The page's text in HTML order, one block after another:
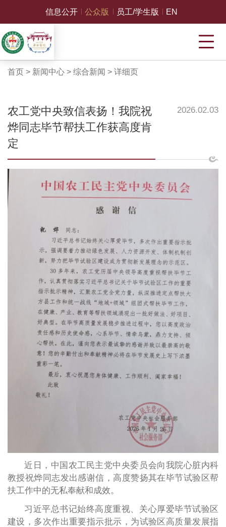
信息公开 公众版 员工/学生版 EN
首页 > 新闻中心> 综合新闻 > 详细页
农工党中央致信表扬！我院祝
烨同志毕节帮扶工作获高度肯
定
2026.02.03
近日，中国农工民主党中央委员会向我院心脏内科
教授祝烨同志发出感谢信，高度赞扬其在毕节试验区帮
扶工作中的无私奉献和成效。
习近平总书记始终高度重视、关心厚爱毕节试验区
建设，多次作出重要指示批示，为试验区高质量发展指